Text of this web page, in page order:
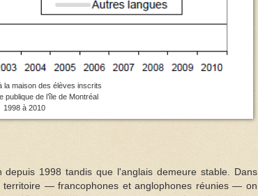
la maison des élèves inscrits
publique de l’île de Montréal
1998 à 2010
1998 tandis que l'anglais demeure stable. Dans
territoire — francophones et anglophones réunies — on